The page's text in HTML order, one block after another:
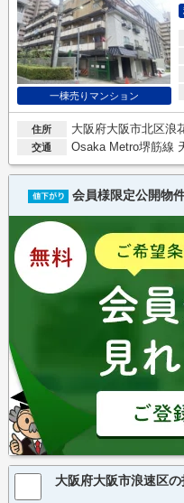
一棟売りマンション
住所 大阪府大阪市北区浪
交通 Osaka Metro堺筋線
会員様限定公開物
大阪府大阪市浪速区